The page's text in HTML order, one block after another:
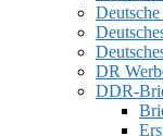
DR
DDR-